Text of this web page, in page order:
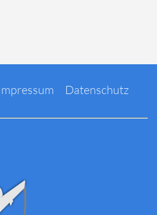
Datenschutz